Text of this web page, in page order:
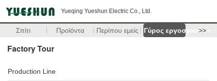
Yueqing Yueshun Electric Co., Ltd.
Σπίτι Προϊόντα Περίπου εμείς Γύρος εργοστασίων
>>
Factory Tour
Production Line